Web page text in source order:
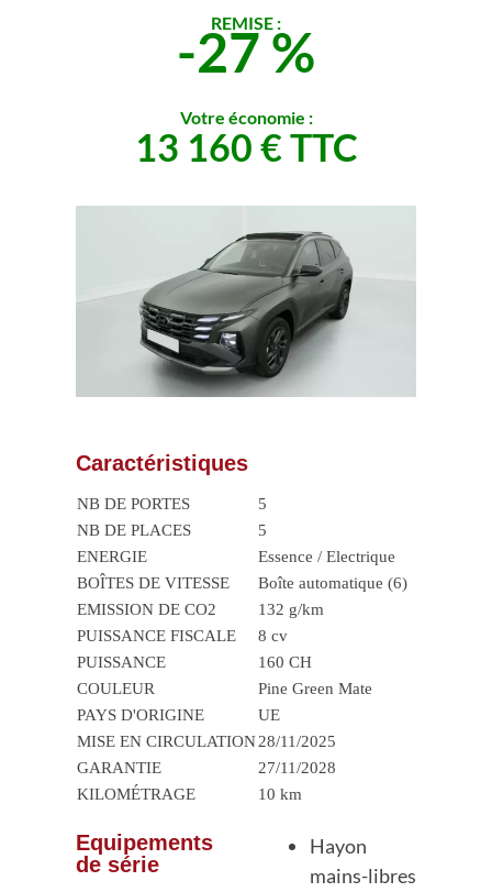
REMISE :
-27 %
Votre économie :
13 160 € TTC
Caractéristiques
NB DE PORTES
5
NB DE PLACES
5
ENERGIE
Essence / Electrique
BOÎTES DE VITESSE
Boîte automatique (6)
EMISSION DE CO2
132 g/km
PUISSANCE FISCALE
8 cv
PUISSANCE
160 CH
COULEUR
Pine Green Mate
PAYS D'ORIGINE
UE
MISE EN CIRCULATION28/11/2025
GARANTIE
27/11/2028
KILOMÉTRAGE
10 km
Equipements
de série
Hayon
mains-libres